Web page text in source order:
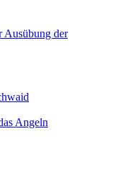
Ausübung der
Angeln